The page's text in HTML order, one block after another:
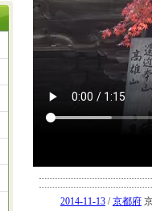
2014-11-13 /京都府